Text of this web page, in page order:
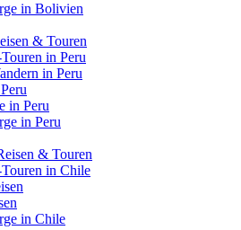
in Bolivien
& Touren
in Peru
in Peru
in Peru
in Peru
& Touren
in Chile
in Chile